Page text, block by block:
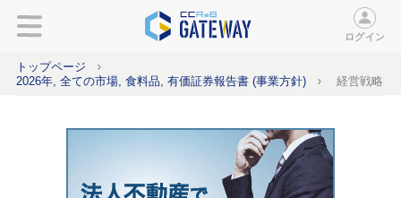
ログイン
トップページ
2026年, 全ての市場, 食料品, 有価証券報告書 (事業方針)
経営戦略